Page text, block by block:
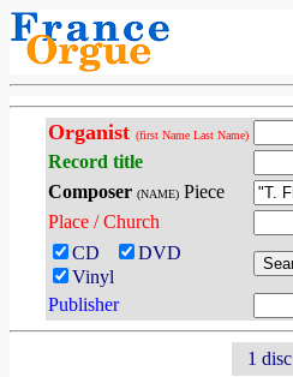
Organist (first Name Last Name)
Record title
Composer (NAME) Piece
Place / Church
CD
DVD
Vinyl
Publisher
1 disc